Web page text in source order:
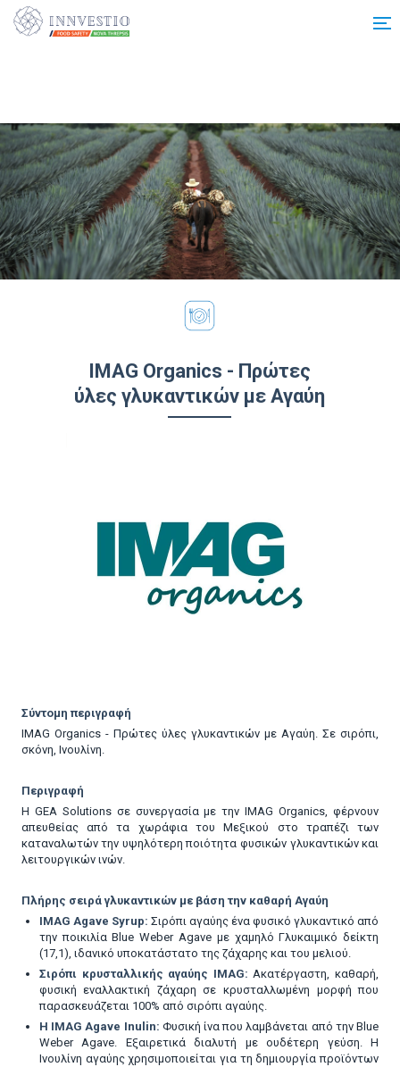
Additionally, paste this code immediately after the opening tag:
IMAG Organics - Πρώτες
ύλες γλυκαντικών με Αγαύη
Σύντομη περιγραφή
IMAG Organics - Πρώτες ύλες γλυκαντικών με Αγαύη. Σε σιρόπι,
σκόνη, Ινουλίνη.
Περιγραφή
H GEA Solutions σε συνεργασία με την IMAG Organics, φέρνουν
απευθείας από τα χωράφια του Μεξικού στο τραπέζι των
καταναλωτών την υψηλότερη ποιότητα φυσικών γλυκαντικών και
λειτουργικών ινών.
Πλήρης σειρά γλυκαντικών με βάση την καθαρή Αγαύη
IMAG Agave Syrup: Σιρόπι αγαύης ένα φυσικό γλυκαντικό από
την ποικιλία Blue Weber Agave με χαμηλό Γλυκαιμικό δείκτη
(17,1), ιδανικό υποκατάστατο της ζάχαρης και του μελιού.
Σιρόπι κρυσταλλικής αγαύης IMAG: Ακατέργαστη, καθαρή,
φυσική εναλλακτική ζάχαρη σε κρυσταλλωμένη μορφή που
παρασκευάζεται 100% από σιρόπι αγαύης.
Η IMAG Agave Inulin: Φυσική ίνα που λαμβάνεται από την Blue
Weber Agave. Εξαιρετικά διαλυτή με ουδέτερη γεύση. Η
Ινουλίνη αγαύης χρησιμοποιείται για τη δημιουργία προϊόντων